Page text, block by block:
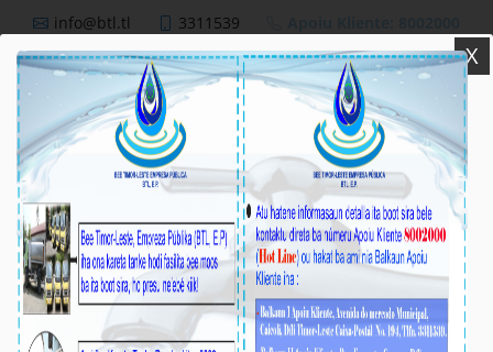
info@btl.tl 3311539
BTL,E.P
Nutisia
X